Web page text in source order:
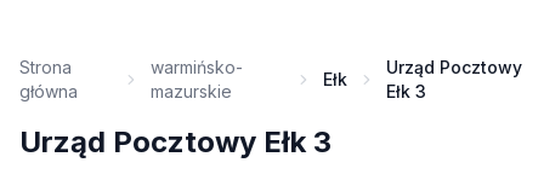
Strona
główna
warmińsko-
mazurskie
Ełk
Urząd Pocztowy
Ełk 3
Urząd Pocztowy Ełk 3